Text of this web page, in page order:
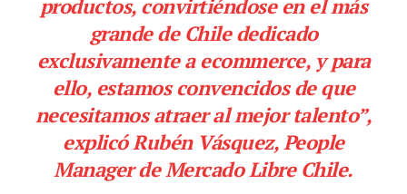
productos, convirtiéndose en el más
grande de Chile dedicado
exclusivamente a ecommerce, y para
ello, estamos convencidos de que
necesitamos atraer al mejor talento”,
explicó Rubén Vásquez, People
Manager de Mercado Libre Chile.